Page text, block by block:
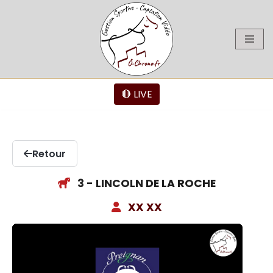
🔴 LIVE
Retour
3 - LINCOLN DE LA ROCHE
XX XX